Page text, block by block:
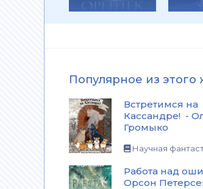
Популярное из этого
Встретимся на
Кассандре! -
Громыко
Научная
Работа над
Орсон
Лукьяненко